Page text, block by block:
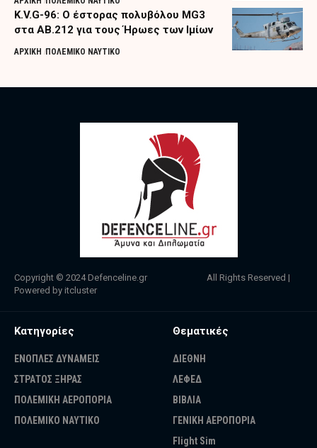
K.V.G-96: Ο έστορας πολυβόλου MG3
στα AB.212 για τους Ήρωες των Ιμίων
ΑΡΧΙΚΗ ΠΟΛΕΜΙΚΟ ΝΑΥΤΙΚΟ
Copyright © 2024 Defenceline.gr All Rights Reserved |
Powered by itcluster
Κατηγορίες
ΕΝΟΠΛΕΣ ΔΥΝΑΜΕΙΣ
ΣΤΡΑΤΟΣ ΞΗΡΑΣ
ΠΟΛΕΜΙΚΗ ΑΕΡΟΠΟΡΙΑ
ΠΟΛΕΜΙΚΟ ΝΑΥΤΙΚΟ
Θεματικές
ΔΙΕΘΝΗ
ΛΕΦΕΔ
ΒΙΒΛΙΑ
ΓΕΝΙΚΗ ΑΕΡΟΠΟΡΙΑ
Flight Sim